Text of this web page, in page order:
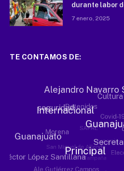
durante labor
7 enero, 2025
TE CONTAMOS DE: